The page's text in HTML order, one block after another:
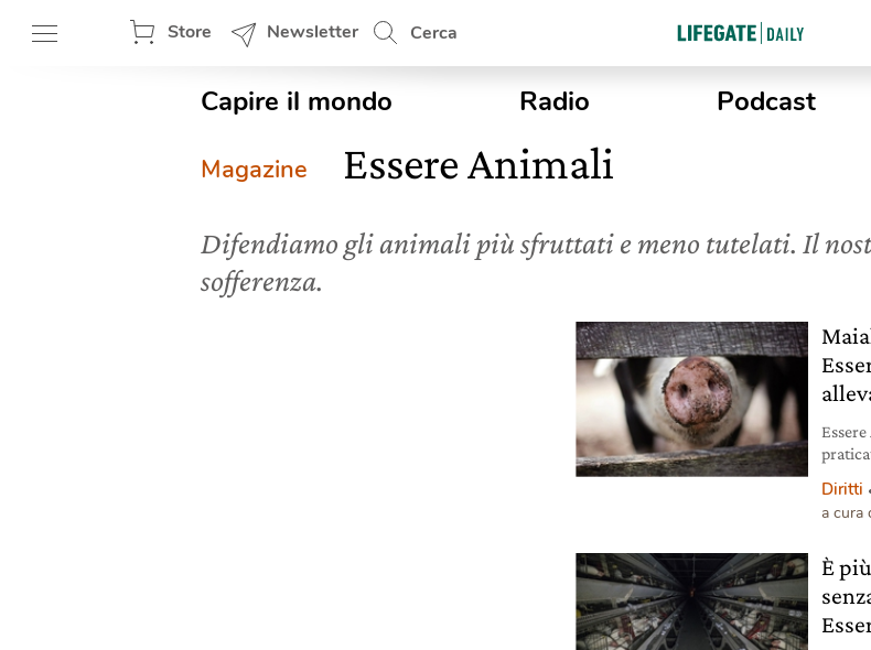
Store Newsletter Cerca
Capire il mondo Radio Podcast
Magazine Essere Animali
Difendiamo gli animali più sfruttati e meno tutelati. Il
sofferenza.
Diritti
a cura
È